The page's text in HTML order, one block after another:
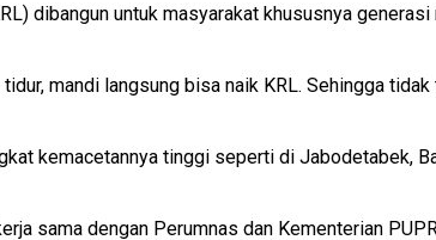
dibangun untuk masyarakat khususnya
mandi langsung bisa naik KRL. Sehingga
kemacetannya tinggi seperti di Jabodetabek,
sama dengan Perumnas dan Kementerian